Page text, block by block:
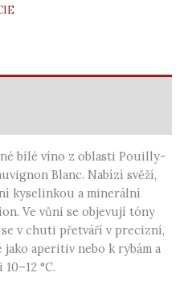
bílé víno z oblasti Pouilly-
Blanc. Nabízí svěží,
kyselinkou a minerální
Ve vůni se objevují tóny
v chuti přetváří v precizní,
jako aperitiv nebo k rybám a
°C.